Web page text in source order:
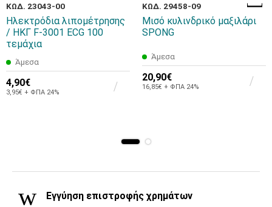
ΚΩΔ. 23043-00
Ηλεκτρόδια λιπομέτρησης
/ ΗΚΓ F-3001 ECG 100
τεμάχια
Άμεσα
4,90€
3,95€ + ΦΠΑ 24%
ΚΩΔ. 29458-09
Μισό κυλινδρικό μαξιλάρι
SPONG
Άμεσα
20,90€
16,85€ + ΦΠΑ 24%
Εγγύηση επιστροφής χρημάτων